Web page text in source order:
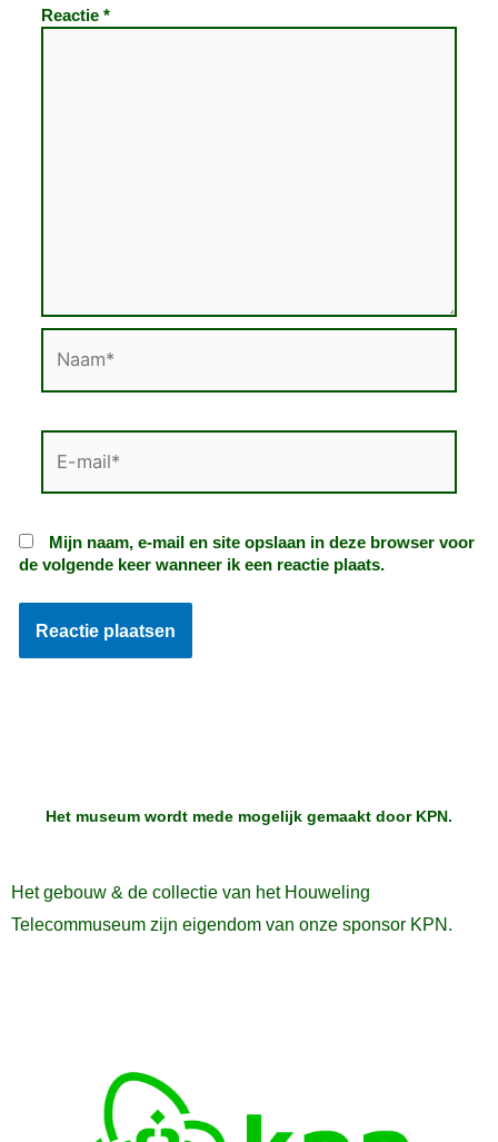
Reactie *
mail*
Mijn naam, e-mail en site opslaan in deze browser voor
de volgende keer wanneer ik een reactie plaats.
Het museum wordt mede mogelijk gemaakt door KPN .
Het gebouw & de collectie van het Houweling
Telecommuseum zijn eigendom van onze sponsor KPN.